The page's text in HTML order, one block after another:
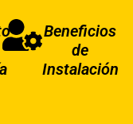
Beneficios
de
Instalación